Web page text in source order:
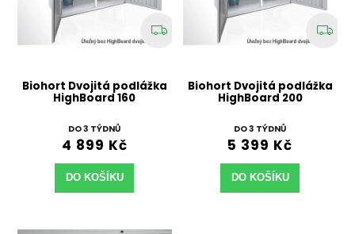
Biohort Dvojitá podlážka
HighBoard 160
DO 3 TÝDNŮ
4 899 Kč
DO KOŠÍKU
Biohort Dvojitá podlážka
HighBoard 200
DO 3 TÝDNŮ
5 399 Kč
DO KOŠÍKU